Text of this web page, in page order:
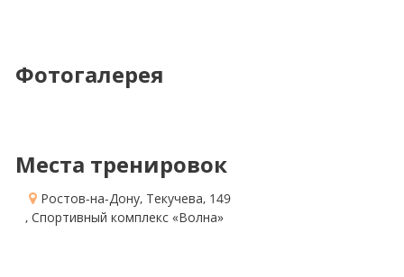
Фотогалерея
Места тренировок
Ростов-на-Дону, Текучева, 149
, Спортивный комплекс «Волна»